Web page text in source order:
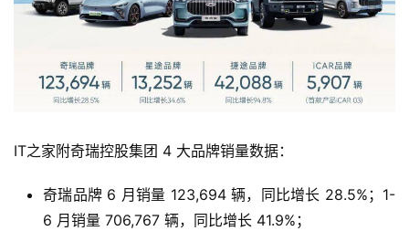
IT之家附奇瑞控股集团 4 大品牌销量数据：
奇瑞品牌 6 月销量 123,694 辆，同比增长 28.5%；1-
6 月销量 706,767 辆，同比增长 41.9%；